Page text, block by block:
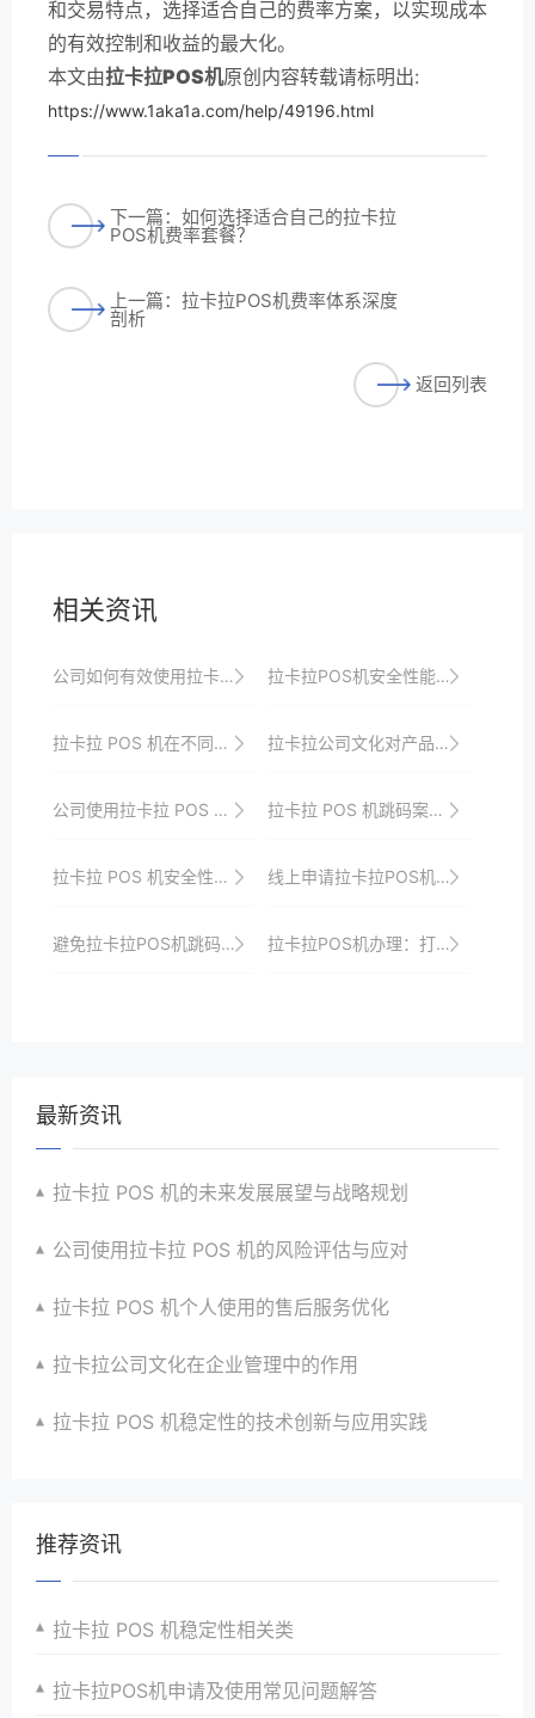
和交易特点，选择适合自己的费率方案，以实现成本
的有效控制和收益的最大化。
本文由拉卡拉POS机原创内容转载请标明出:
https://www.1aka1a.com/help/49196.html
下一篇：如何选择适合自己的拉卡拉
POS机费率套餐？
上一篇：拉卡拉POS机费率体系深度
剖析
返回列表
相关资讯
公司如何有效使用拉卡拉POS机 拉卡拉POS机安全性能与用户信任关系的建立
拉卡拉 POS 机在不同公司行业的应用 拉卡拉公司文化对产品研发与服务质量的影响
公司使用拉卡拉 POS 机的数据分析应用 拉卡拉 POS 机跳码案例解读
拉卡拉 POS 机安全性能提升策略 线上申请拉卡拉POS机，快速便捷
避免拉卡拉POS机跳码的方法 拉卡拉POS机办理：打破支付壁垒，迎接高效支付时代
最新资讯
拉卡拉 POS 机的未来发展展望与战略规划
公司使用拉卡拉 POS 机的风险评估与应对
拉卡拉 POS 机个人使用的售后服务优化
拉卡拉公司文化在企业管理中的作用
拉卡拉 POS 机稳定性的技术创新与应用实践
推荐资讯
拉卡拉 POS 机稳定性相关类
拉卡拉POS机申请及使用常见问题解答